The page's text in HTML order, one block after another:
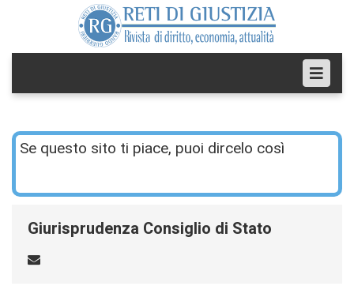
Se questo sito ti piace, puoi dircelo così
Giurisprudenza Consiglio di Stato